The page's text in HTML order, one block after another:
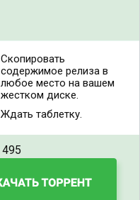
Скопировать
содержимое релиза в
любое место на вашем
жестком диске.
Ждать таблетку.
495
7